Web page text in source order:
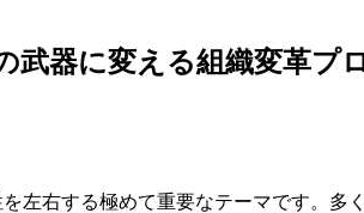
武器に変える組織変革プ
左右する極めて重要なテーマです。